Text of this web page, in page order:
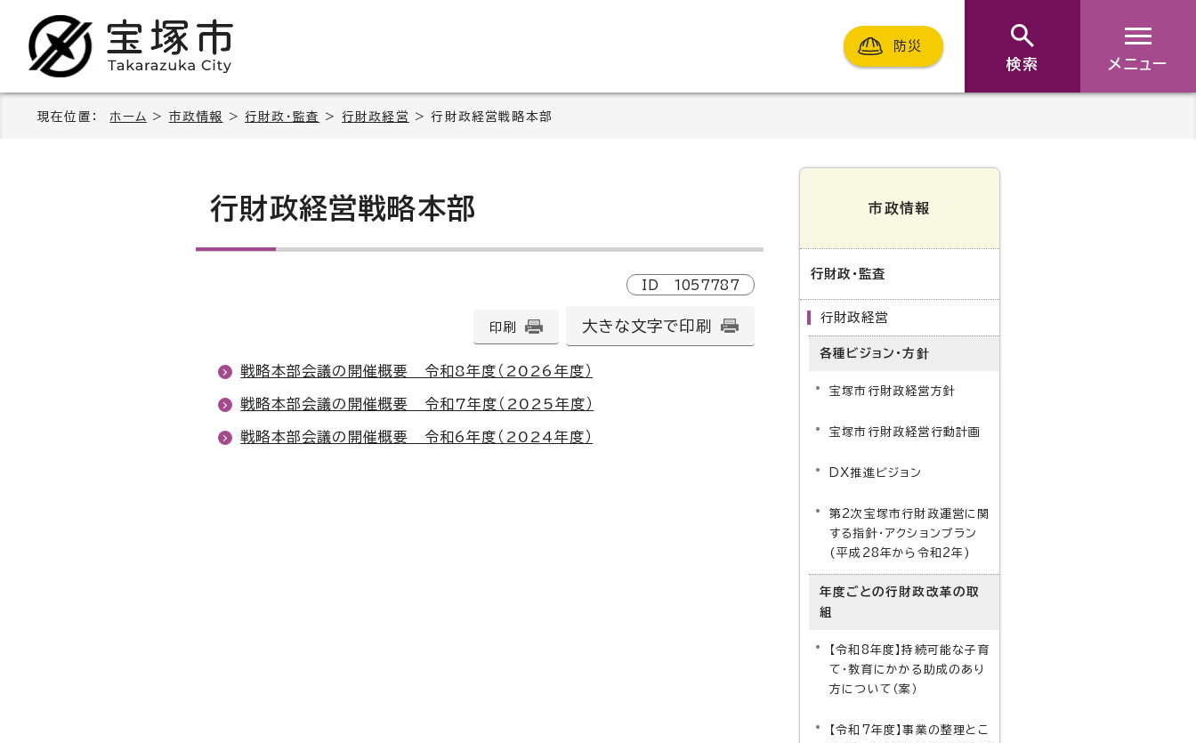
防災
検索 メニュー
現在位置： ホーム > 市政情報 >行財政・監査 > 行財政経営 > 行財政経営戦略本部
行財政経営戦略本部
ID 1057787
印刷 大きな文字で印刷
戦略本部会議の開催概要 令和8年度（2026年度）
戦略本部会議の開催概要 令和7年度（2025年度）
戦略本部会議の開催概要 令和6年度（2024年度）
市政情報
行財政・監査
行財政経営
各種ビジョン・方針
宝塚市行財政経営方針
宝塚市行財政経営行動計画
DX推進ビジョン
第2次宝塚市行財政運営に関
する指針・アクションプラン
(平成28年から令和2年)
年度ごとの行財政改革の取
組
【令和8年度】持続可能な子育
て・教育にかかる助成のあり
方について（案）
【令和7年度】事業の整理とこ